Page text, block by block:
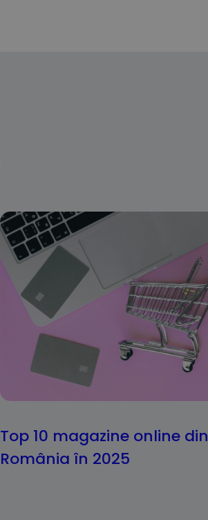
Top 10 magazine online din
România în 2025